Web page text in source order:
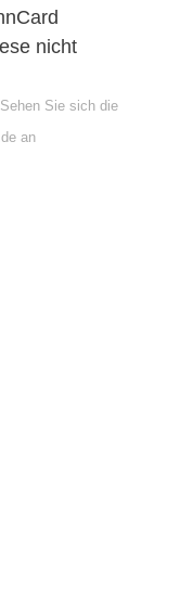
nicht
Sehen Sie sich die
an